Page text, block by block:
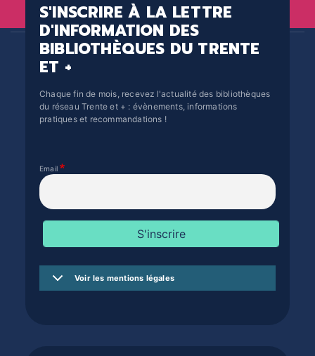
S'INSCRIRE À LA LETTRE
D'INFORMATION DES
BIBLIOTHÈQUES DU TRENTE
ET +
Chaque fin de mois, recevez l'actualité des bibliothèques
du réseau Trente et + : évènements, informations
pratiques et recommandations !
Email
Voir les mentions légales